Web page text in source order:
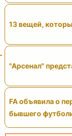
13 вещей,
"Арсенал"
FA объявила о
бывшего